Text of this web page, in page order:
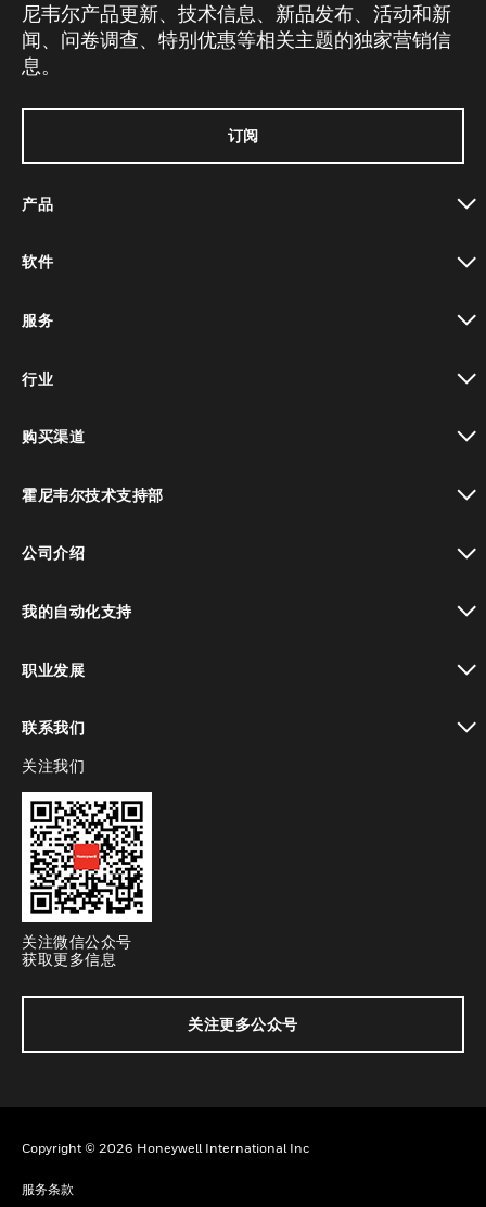
尼韦尔产品更新、技术信息、新品发布、活动和新
闻、问卷调查、特别优惠等相关主题的独家营销信
息。
订阅
产品
软件
服务
行业
购买渠道
霍尼韦尔技术支持部
公司介绍
我的自动化支持
职业发展
联系我们
toggle view
关注我们
关注微信公众号
获取更多信息
关注更多公众号
Copyright © 2026 Honeywell International Inc
服务条款